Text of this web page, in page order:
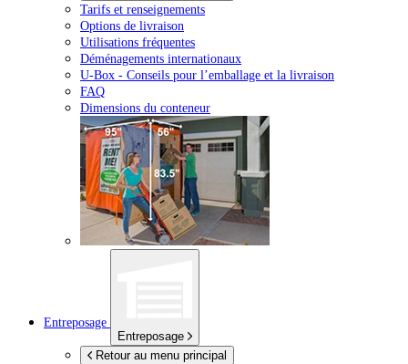
Tarifs et renseignements
Options de livraison
Utilisations fréquentes
Déménagements internationaux
U-Box - Conseils pour l’emballage et la livraison
FAQ
Dimensions du conteneur
Entreposage
Entreposage
Retour au menu principal